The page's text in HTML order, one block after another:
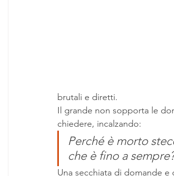
brutali e diretti.
Il grande non sopporta le
chiedere, incalzando:
Perché è morto
che è fino a
Una secchiata di domande